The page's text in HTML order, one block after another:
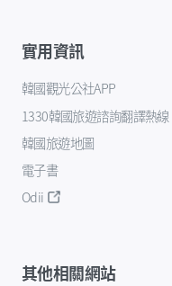
實用資訊
韓國觀光公社APP
1330韓國旅遊諮詢翻譯熱線
韓國旅遊地圖
電子書
Odii
其他相關網站